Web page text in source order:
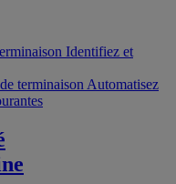
Identifiez et
terminaison Automatisez